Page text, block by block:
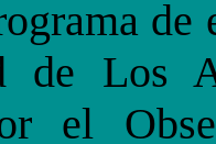
de Los
el